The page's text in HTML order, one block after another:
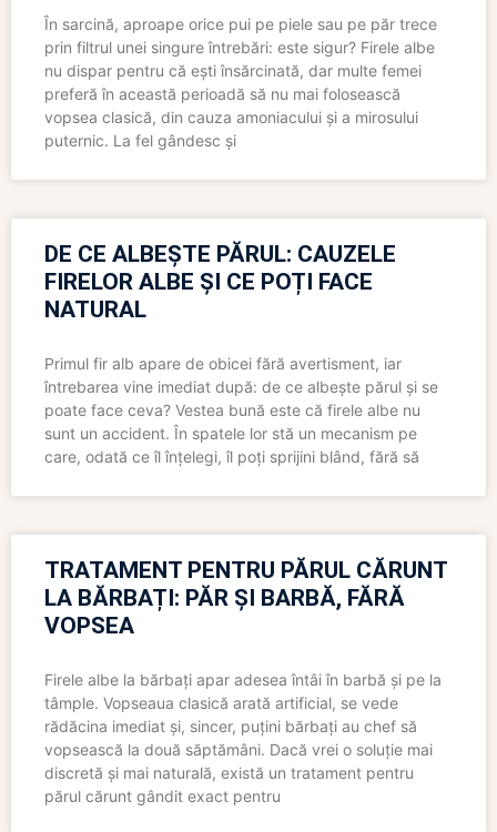
În sarcină, aproape orice pui pe piele sau pe păr trece
prin filtrul unei singure întrebări: este sigur? Firele albe
nu dispar pentru că ești însărcinată, dar multe femei
preferă în această perioadă să nu mai folosească
vopsea clasică, din cauza amoniacului și a mirosului
puternic. La fel gândesc și
DE CE ALBEȘTE PĂRUL: CAUZELE
FIRELOR ALBE ȘI CE POȚI FACE
NATURAL
Primul fir alb apare de obicei fără avertisment, iar
întrebarea vine imediat după: de ce albește părul și se
poate face ceva? Vestea bună este că firele albe nu
sunt un accident. În spatele lor stă un mecanism pe
care, odată ce îl înțelegi, îl poți sprijini blând, fără să
TRATAMENT PENTRU PĂRUL CĂRUNT
LA BĂRBAȚI: PĂR ȘI BARBĂ, FĂRĂ
VOPSEA
Firele albe la bărbați apar adesea întâi în barbă și pe la
tâmple. Vopseaua clasică arată artificial, se vede
rădăcina imediat și, sincer, puțini bărbați au chef să
vopsească la două săptămâni. Dacă vrei o soluție mai
discretă și mai naturală, există un tratament pentru
părul cărunt gândit exact pentru